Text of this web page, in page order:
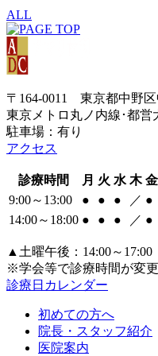
ALL
〒164-0011 東京都中野
東京メトロ丸ノ内線･都営
駐車場：有り
アクセス
診療時間 月 火 水 木 金
9:00～13:00
● ● ● ／ ●
14:00～18:00 ● ● ● ／ ●
▲土曜午後：14:00～17:00
※学会等で診療時間が変
診療日カレンダー
初めての方へ
院長・スタッフ紹介
医院案内